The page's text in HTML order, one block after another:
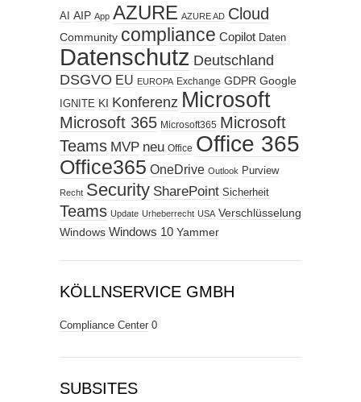
AI AIP App AZURE AZURE AD Cloud
Community compliance Copilot Daten
Datenschutz Deutschland
DSGVO EU EUROPA Exchange GDPR Google
IGNITE KI Konferenz Microsoft
Microsoft 365 Microsoft365 Microsoft
Teams MVP neu Office Office 365
Office365 OneDrive Outlook Purview
Recht Security SharePoint Sicherheit
Teams Update Urheberrecht USA Verschlüsselung
Windows Windows 10 Yammer
KÖLLNSERVICE GMBH
Compliance Center 0
SUBSITES